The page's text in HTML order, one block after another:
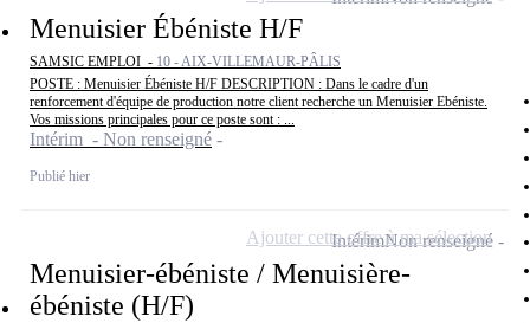
Menuisier Ébéniste H/F
SAMSIC EMPLOI - 10 - AIX-VILLEMAUR-PÂLIS
POSTE : Menuisier Ébéniste H/F DESCRIPTION : Dans le cadre d'un
renforcement d'équipe de production notre client recherche un Menuisier Ebéniste.
Vos missions principales pour ce poste sont : ...
Intérim - Non renseigné
Publié hier
Menuisier-ébéniste / Menuisière-
ébéniste (H/F)
IntérimNon renseigné
Ajouter cette offre à ma sélection